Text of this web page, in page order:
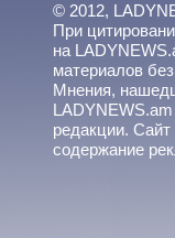
© 2012,
При
на
материалов
Мнения,
LADYNEWS.am
редакции. Сайт
содержание